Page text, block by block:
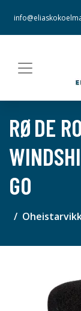
RØDE
GO